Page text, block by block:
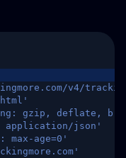
v4/trackings/
gzip, deflate,
application/json'
max-age=0'